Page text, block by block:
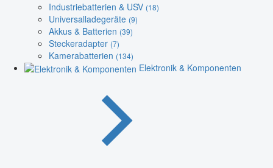
Industriebatterien & USV (18)
Universalladegeräte (9)
Akkus & Batterien (39)
Steckeradapter (7)
Kamerabatterien (134)
Elektronik & Komponenten